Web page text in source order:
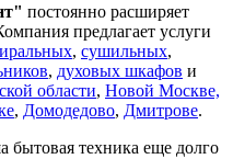
постоянно расширяет
предлагает услуги
, сушильных,
, духовых шкафов и
области, Новой Москве,
, Домодедово, Дмитрове.
бытовая техника еще долго